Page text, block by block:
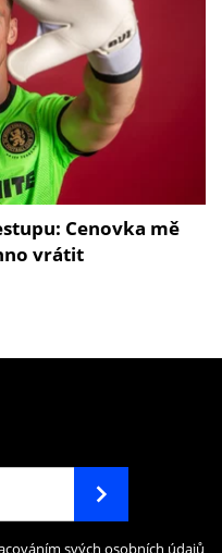
Cenovka mě
vrátit
svých osobních údajů